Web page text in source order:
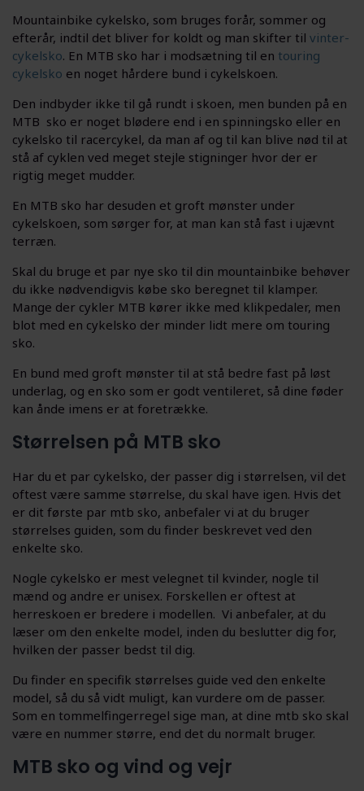
Mountainbike cykelsko, som bruges forår, sommer og
efterår, indtil det bliver for koldt og man skifter til vinter-
cykelsko. En MTB sko har i modsætning til en touring
cykelsko en noget hårdere bund i cykelskoen.
Den indbyder ikke til gå rundt i skoen, men bunden på en
MTB sko er noget blødere end i en spinningsko eller en
cykelsko til racercykel, da man af og til kan blive nød til at
stå af cyklen ved meget stejle stigninger hvor der er
rigtig meget mudder.
En MTB sko har desuden et groft mønster under
cykelskoen, som sørger for, at man kan stå fast i ujævnt
terræn.
Skal du bruge et par nye sko til din mountainbike behøver
du ikke nødvendigvis købe sko beregnet til klamper.
Mange der cykler MTB kører ikke med klikpedaler, men
blot med en cykelsko der minder lidt mere om touring
sko.
En bund med groft mønster til at stå bedre fast på løst
underlag, og en sko som er godt ventileret, så dine føder
kan ånde imens er at foretrække.
Størrelsen på MTB sko
Har du et par cykelsko, der passer dig i størrelsen, vil det
oftest være samme størrelse, du skal have igen. Hvis det
er dit første par mtb sko, anbefaler vi at du bruger
størrelses guiden, som du finder beskrevet ved den
enkelte sko.
Nogle cykelsko er mest velegnet til kvinder, nogle til
mænd og andre er unisex. Forskellen er oftest at
herreskoen er bredere i modellen. Vi anbefaler, at du
læser om den enkelte model, inden du beslutter dig for,
hvilken der passer bedst til dig.
Du finder en specifik størrelses guide ved den enkelte
model, så du så vidt muligt, kan vurdere om de passer.
Som en tommelfingerregel sige man, at dine mtb sko skal
være en nummer større, end det du normalt bruger.
MTB sko og vind og vejr